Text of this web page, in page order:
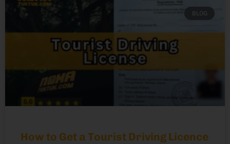
BLOG
How to Get a Tourist Driving Licence